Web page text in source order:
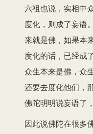
六祖也说，实相中
度化，则成了妄语
来就是佛，如果本
度化的话，已经成
众生本来是佛，众
还要去度化他们，
佛陀明明说妄语了
因此说佛陀在很多